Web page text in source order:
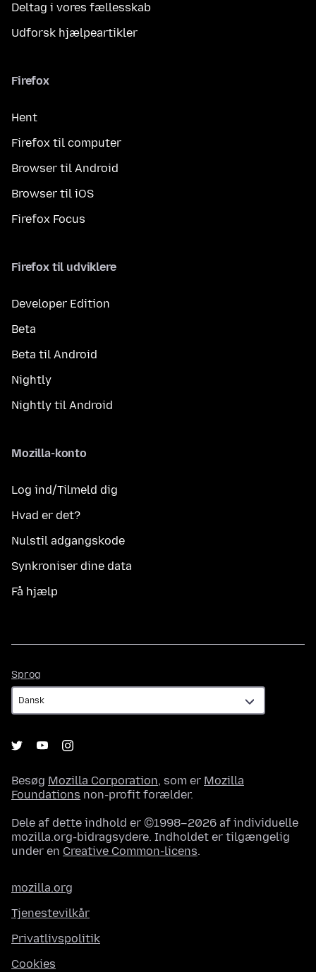
Deltag i vores fællesskab
Udforsk hjælpeartikler
Firefox
Hent
Firefox til computer
Browser til Android
Browser til iOS
Firefox Focus
Firefox til udviklere
Developer Edition
Beta
Beta til Android
Nightly
Nightly til Android
Mozilla-konto
Log ind/Tilmeld dig
Hvad er det?
Nulstil adgangskode
Synkroniser dine data
Få hjælp
Sprog
Besøg Mozilla Corporation, som er Mozilla
Foundations non-profit forælder.
Dele af dette indhold er ©1998–2026 af individuelle
mozilla.org-bidragsydere. Indholdet er tilgængelig
under en Creative Common-licens.
mozilla.org
Tjenestevilkår
Privatlivspolitik
Cookies